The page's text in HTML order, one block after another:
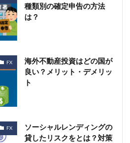
種類別の確定申告の方法
は？
FX
海外不動産投資はどの国が
良い？メリット・デメリッ
ト
FX
ソーシャルレンディングの
貸したリスクをとは？対策